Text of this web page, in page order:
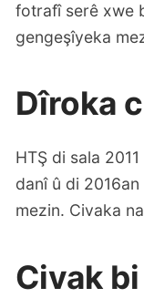
fotrafî serê xwe
gengeşîyeka
Dîroka
HTŞ di sala
danî û di
mezin. Civaka
Civak